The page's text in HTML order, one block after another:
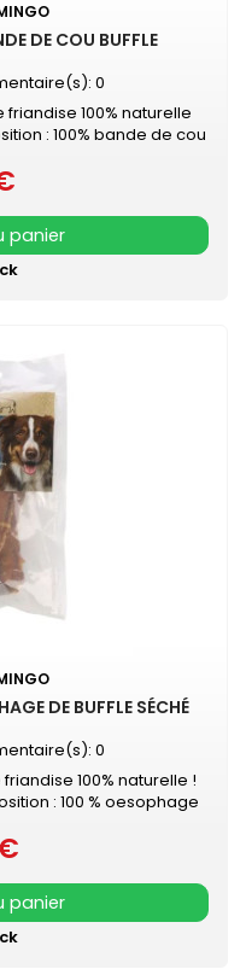
DE COU BUFFLE
0
100% naturelle
: 100% bande de cou
panier
DE BUFFLE SÉCHÉ
0
100% naturelle !
: 100 % oesophage
de sucre ajouté
panier